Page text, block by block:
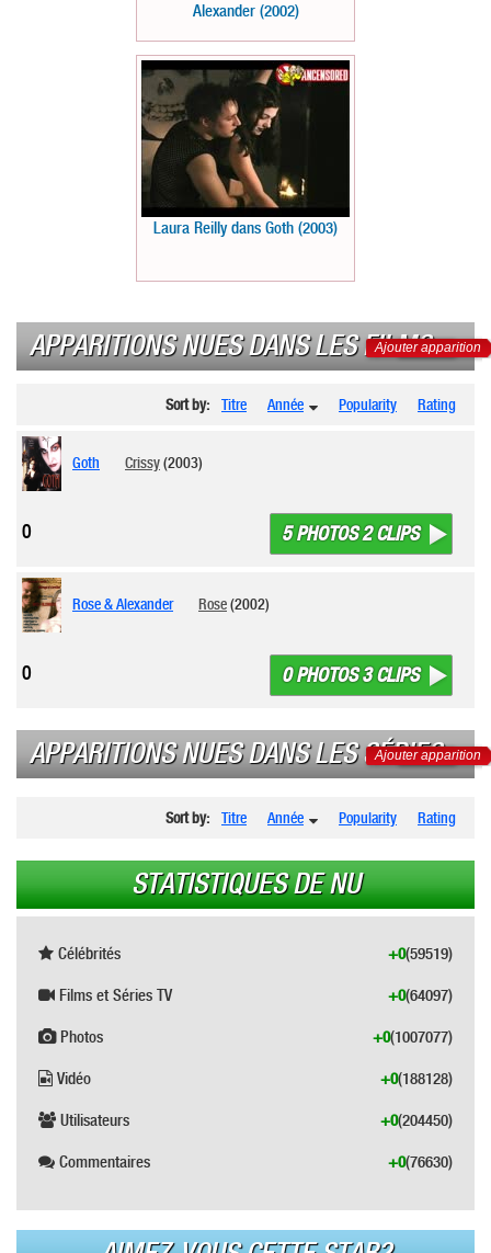
Alexander (2002)
Laura Reilly dans Goth (2003)
APPARITIONS NUES DANS LES FILMS
Ajouter apparition
Sort by: Titre Année Popularity Rating
Goth Crissy(2003)
5 PHOTOS 2 CLIPS
0
Rose & Alexander Rose(2002)
0 PHOTOS 3 CLIPS
0
APPARITIONS NUES DANS LES SÉRIES
Ajouter apparition
Sort by: Titre Année Popularity Rating
STATISTIQUES DE NU
Célébrités (59519)
+0
Films et Séries TV (64097)
+0
Photos (1007077)
+0
Vidéo (188128)
+0
Utilisateurs (204450)
+0
Commentaires (76630)
+0